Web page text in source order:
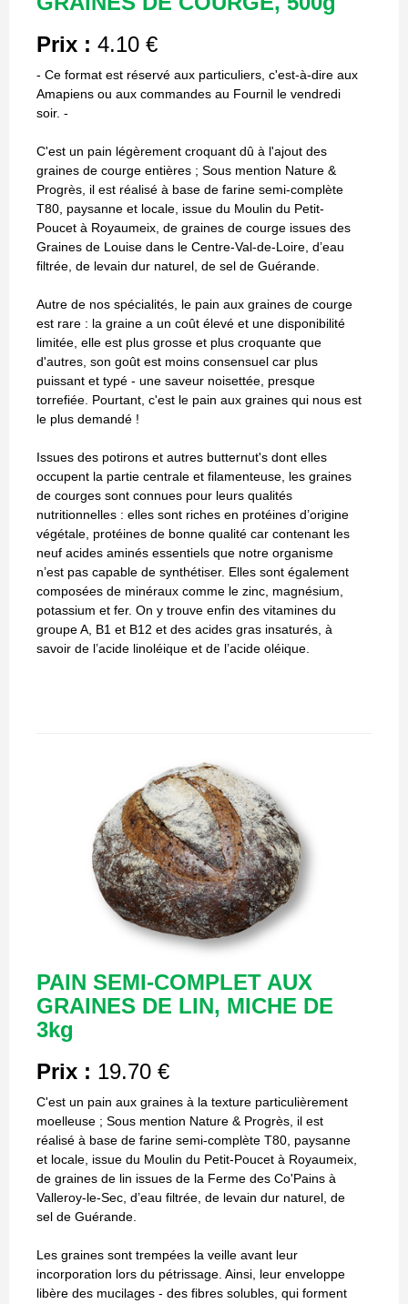
Prix : 4.10 €
- Ce format est réservé aux particuliers, c'est-à-dire aux
Amapiens ou aux commandes au Fournil le vendredi
soir. -
C'est un pain légèrement croquant dû à l'ajout des
graines de courge entières ; Sous mention Nature &
Progrès, il est réalisé à base de farine semi-complète
T80, paysanne et locale, issue du Moulin du Petit-
Poucet à Royaumeix, de graines de courge issues des
Graines de Louise dans le Centre-Val-de-Loire, d’eau
filtrée, de levain dur naturel, de sel de Guérande.
Autre de nos spécialités, le pain aux graines de courge
est rare : la graine a un coût élevé et une disponibilité
limitée, elle est plus grosse et plus croquante que
d'autres, son goût est moins consensuel car plus
puissant et typé - une saveur noisettée, presque
torrefiée. Pourtant, c'est le pain aux graines qui nous est
le plus demandé !
Issues des potirons et autres butternut's dont elles
occupent la partie centrale et filamenteuse, les graines
de courges sont connues pour leurs qualités
nutritionnelles : elles sont riches en protéines d’origine
végétale, protéines de bonne qualité car contenant les
neuf acides aminés essentiels que notre organisme
n’est pas capable de synthétiser. Elles sont également
composées de minéraux comme le zinc, magnésium,
potassium et fer. On y trouve enfin des vitamines du
groupe A, B1 et B12 et des acides gras insaturés, à
savoir de l’acide linoléique et de l’acide oléique.
PAIN SEMI-COMPLET AUX
GRAINES DE LIN, MICHE DE
3kg
Prix : 19.70 €
C'est un pain aux graines à la texture particulièrement
moelleuse ; Sous mention Nature & Progrès, il est
réalisé à base de farine semi-complète T80, paysanne
et locale, issue du Moulin du Petit-Poucet à Royaumeix,
de graines de lin issues de la Ferme des Co'Pains à
Valleroy-le-Sec, d’eau filtrée, de levain dur naturel, de
sel de Guérande.
Les graines sont trempées la veille avant leur
incorporation lors du pétrissage. Ainsi, leur enveloppe
libère des mucilages - des fibres solubles, qui forment